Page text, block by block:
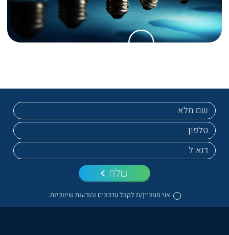
אני מעוניין/ת לקבל עדכונים והודעות שיווקיות.
שלח